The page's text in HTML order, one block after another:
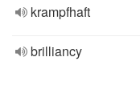
krampfhaft
brilliancy